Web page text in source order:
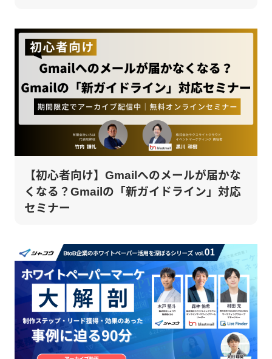
【初心者向け】Gmailへのメールが届かな
くなる？Gmailの「新ガイドライン」対応
セミナー